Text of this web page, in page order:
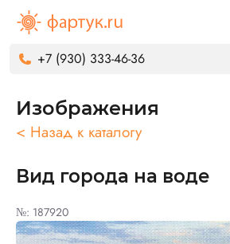
+7 (930) 333-46-36
Изображения
< Назад к каталогу
Вид города на воде
№: 187920